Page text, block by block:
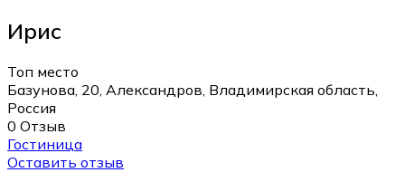
Ирис
Топ место
Базунова, 20, Александров, Владимирская область,
Россия
0 Отзыв
Гостиница
Оставить отзыв